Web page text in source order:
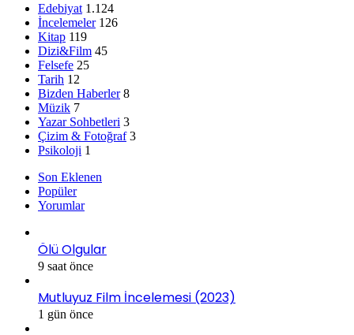
Edebiyat 1.124
İncelemeler 126
Kitap 119
Dizi&Film 45
Felsefe 25
Tarih 12
Bizden Haberler 8
Müzik 7
Yazar Sohbetleri 3
Çizim & Fotoğraf 3
Psikoloji 1
Son Eklenen
Popüler
Yorumlar
Ölü Olgular
9 saat önce
Mutluyuz Film İncelemesi (2023)
1 gün önce